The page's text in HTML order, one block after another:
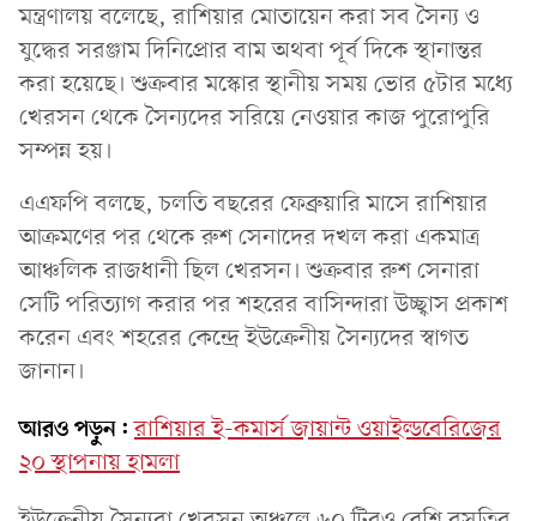
মন্ত্রণালয় বলেছে, রাশিয়ার মোতায়েন করা সব সৈন্য ও
যুদ্ধের সরঞ্জাম দিনিপ্রোর বাম অথবা পূর্ব দিকে স্থানান্তর
করা হয়েছে। শুক্রবার মস্কোর স্থানীয় সময় ভোর ৫টার মধ্যে
খেরসন থেকে সৈন্যদের সরিয়ে নেওয়ার কাজ পুরোপুরি
সম্পন্ন হয়।
এএফপি বলছে, চলতি বছরের ফেব্রুয়ারি মাসে রাশিয়ার
আক্রমণের পর থেকে রুশ সেনাদের দখল করা একমাত্র
আঞ্চলিক রাজধানী ছিল খেরসন। শুক্রবার রুশ সেনারা
সেটি পরিত্যাগ করার পর শহরের বাসিন্দারা উচ্ছ্বাস প্রকাশ
করেন এবং শহরের কেন্দ্রে ইউক্রেনীয় সৈন্যদের স্বাগত
জানান।
আরও পড়ুন: রাশিয়ার ই-কমার্স জায়ান্ট ওয়াইল্ডবেরিজের
২০ স্থাপনায় হামলা